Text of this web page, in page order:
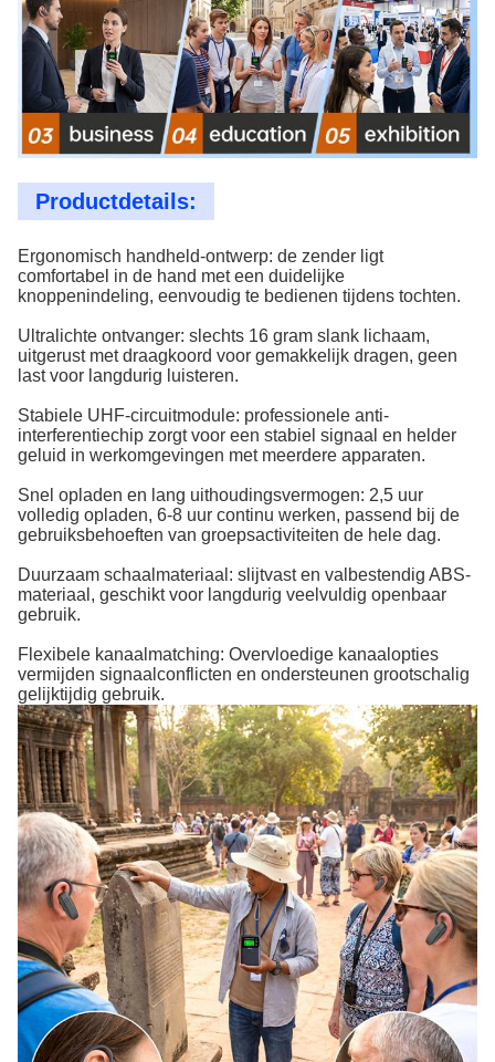
Productdetails:
Ergonomisch handheld-ontwerp: de zender ligt
comfortabel in de hand met een duidelijke
knoppenindeling, eenvoudig te bedienen tijdens tochten.
Ultralichte ontvanger: slechts 16 gram slank lichaam,
uitgerust met draagkoord voor gemakkelijk dragen, geen
last voor langdurig luisteren.
Stabiele UHF-circuitmodule: professionele anti-
interferentiechip zorgt voor een stabiel signaal en helder
geluid in werkomgevingen met meerdere apparaten.
Snel opladen en lang uithoudingsvermogen: 2,5 uur
volledig opladen, 6-8 uur continu werken, passend bij de
gebruiksbehoeften van groepsactiviteiten de hele dag.
Duurzaam schaalmateriaal: slijtvast en valbestendig ABS-
materiaal, geschikt voor langdurig veelvuldig openbaar
gebruik.
Flexibele kanaalmatching: Overvloedige kanaalopties
vermijden signaalconflicten en ondersteunen grootschalig
gelijktijdig gebruik.